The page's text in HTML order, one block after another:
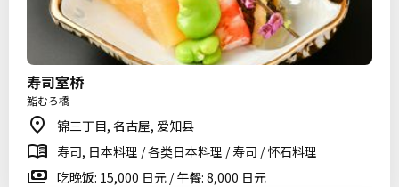
寿司室桥
鮨むろ橋
锦三丁目, 名古屋, 爱知县
寿司, 日本料理 / 各类日本料理 / 寿司 / 怀石料理
吃晚饭: 15,000 日元 / 午餐: 8,000 日元